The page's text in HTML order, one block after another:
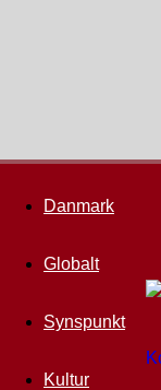
Danmark
Globalt
Synspunkt
Kultur